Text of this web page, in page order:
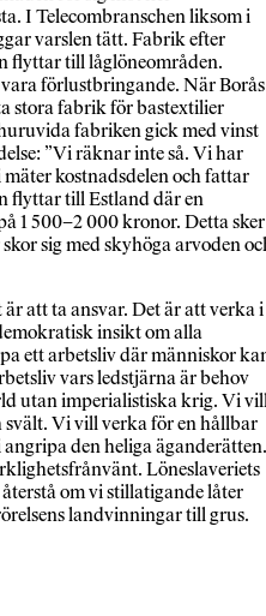
I Telecombranschen liksom i
varslen tätt. Fabrik efter
flyttar till låglöneområden.
förlustbringande. När Borås
stora fabrik för bastextilier
fabriken gick med vinst
”Vi räknar inte så. Vi har
kostnadsdelen och fattar
flyttar till Estland där en
1 500–2 000 kronor. Detta sker
sig med skyhöga arvoden
att ta ansvar. Det är att verka i
insikt om alla
ett arbetsliv där människor
vars ledstjärna är behov
utan imperialistiska krig. Vi
Vi vill verka för en hållbar
den heliga äganderätten.
Löneslaveriets
om vi stillatigande låter
landvinningar till grus.